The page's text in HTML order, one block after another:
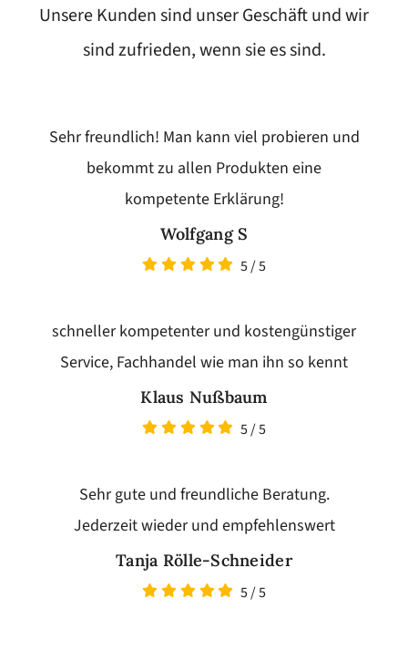
Unsere Kunden sind unser Geschäft und wir
sind zufrieden, wenn sie es sind.
Sehr freundlich! Man kann viel probieren und
bekommt zu allen Produkten eine
kompetente Erklärung!
Wolfgang S
5/5
schneller kompetenter und kostengünstiger
Service, Fachhandel wie man ihn so kennt
Klaus Nußbaum
5/5
Sehr gute und freundliche Beratung.
Jederzeit wieder und empfehlenswert
Tanja Rölle-Schneider
5/5